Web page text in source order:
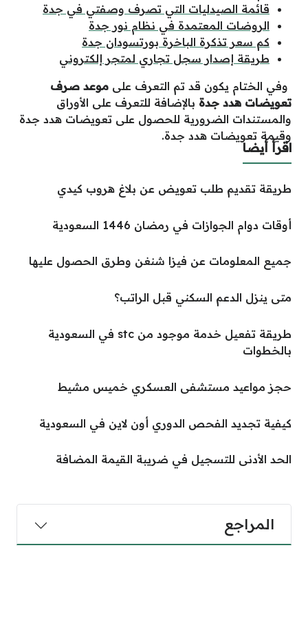
قائمة الصيدليات التي تصرف وصفتي في جدة
الروضات المعتمدة في نظام نور جدة
كم سعر تذكرة الباخرة بورتسودان جدة
طريقة إصدار سجل تجاري لمتجر إلكتروني
وفي الختام يكون قد تم التعرف على موعد صرف
تعويضات هدد جدة بالإضافة للتعرف على الأوراق
والمستندات الضرورية للحصول على تعويضات هدد جدة
وقيمة تعويضات هدد جدة.
اقرأ أيضا
طريقة تقديم طلب تعويض عن بلاغ هروب كيدي
أوقات دوام الجوازات في رمضان 1446 السعودية
جميع المعلومات عن فيزا شنغن وطرق الحصول عليها
متى ينزل الدعم السكني قبل الراتب؟
طريقة تفعيل خدمة موجود من stc في السعودية
بالخطوات
حجز مواعيد مستشفى العسكري خميس مشيط
كيفية تجديد الفحص الدوري أون لاين في السعودية
الحد الأدنى للتسجيل في ضريبة القيمة المضافة
المراجع